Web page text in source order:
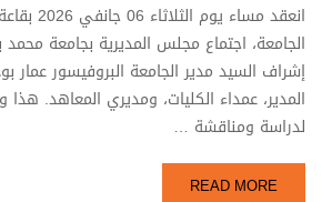
انعقد
الجامعة، اجتماع مجلس المديرية بجامعة
إشراف السيد مدير الجامعة البروفيسور عمار
المدير، عمداء الكليات، ومديري المعاهد.
لدراسة ومناقشة …
READ MORE